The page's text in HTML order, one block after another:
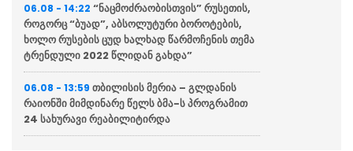
06.08 - 14:22 “ნაცმოძრაობისთვის” რუსეთის,
როგორც “ბუად”, აბსოლუტური ბოროტების,
ხოლო რუსების ცუდ ხალხად წარმოჩენის თემა
ტრენდული 2022 წლიდან გახდა”
06.08 - 13:59 თბილისის მერია – გლდანის
რაიონში მიმდინარე წელს ბმა-ს პროგრამით
24 სახურავი რეაბილიტირდა